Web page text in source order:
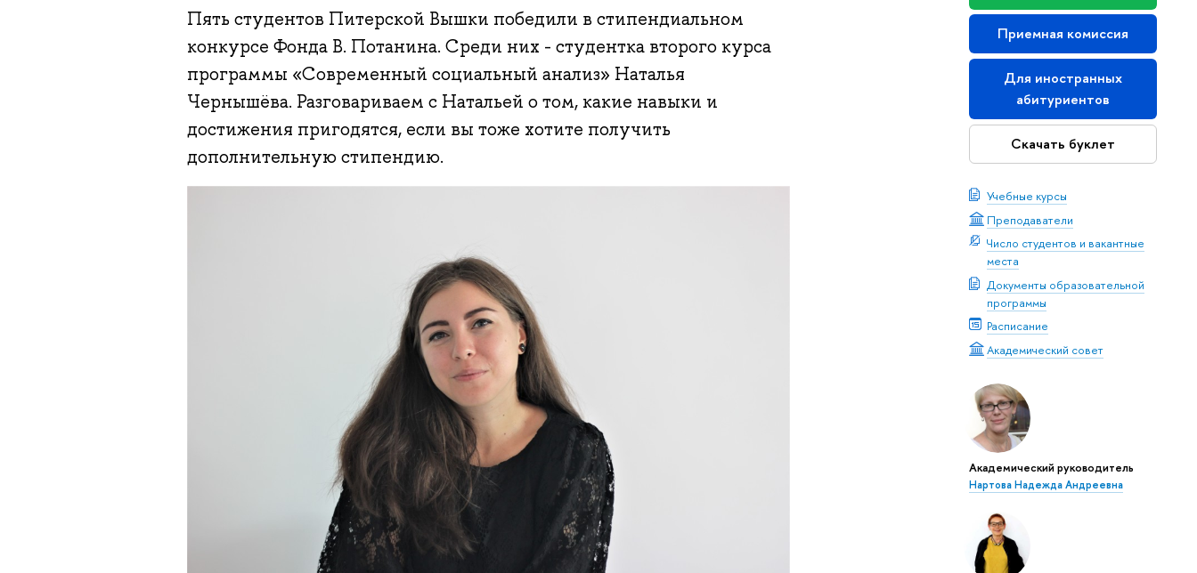
Приемная комиссия
Для иностранных
абитуриентов
Скачать буклет
Учебные курсы
Преподаватели
Число студентов и вакантные
места
Документы образовательной
программы
Расписание
Академический совет
Академический руководитель
Нартова Надежда Андреевна
Пять студентов Питерской Вышки победили в стипендиальном
конкурсе Фонда В. Потанина. Среди них - студентка второго курса
программы «Современный социальный анализ» Наталья
Чернышёва. Разговариваем с Натальей о том, какие навыки и
достижения пригодятся, если вы тоже хотите получить
дополнительную стипендию.